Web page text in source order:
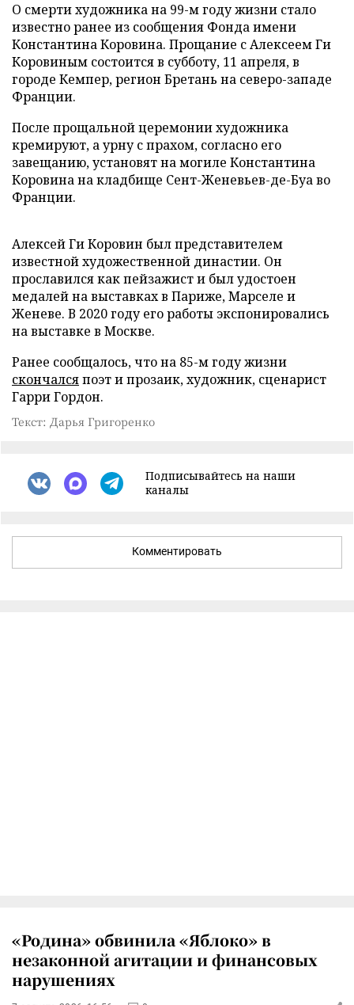
О смерти художника на 99-м году жизни стало
известно ранее из сообщения Фонда имени
Константина Коровина. Прощание с Алексеем Ги
Коровиным состоится в субботу, 11 апреля, в
городе Кемпер, регион Бретань на северо-западе
Франции.
После прощальной церемонии художника
кремируют, а урну с прахом, согласно его
завещанию, установят на могиле Константина
Коровина на кладбище Сент-Женевьев-де-Буа во
Франции.
Алексей Ги Коровин был представителем
известной художественной династии. Он
прославился как пейзажист и был удостоен
медалей на выставках в Париже, Марселе и
Женеве. В 2020 году его работы экспонировались
на выставке в Москве.
Ранее сообщалось, что на 85-м году жизни
скончалсяпоэт и прозаик, художник, сценарист
Гарри Гордон.
Текст: Дарья Григоренко
Подписывайтесь на наши
каналы
Комментировать
«Родина» обвинила «Яблоко» в
незаконной агитации и финансовых
нарушениях